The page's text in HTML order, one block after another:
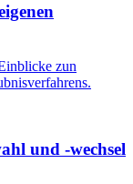
zun
und -wechsel